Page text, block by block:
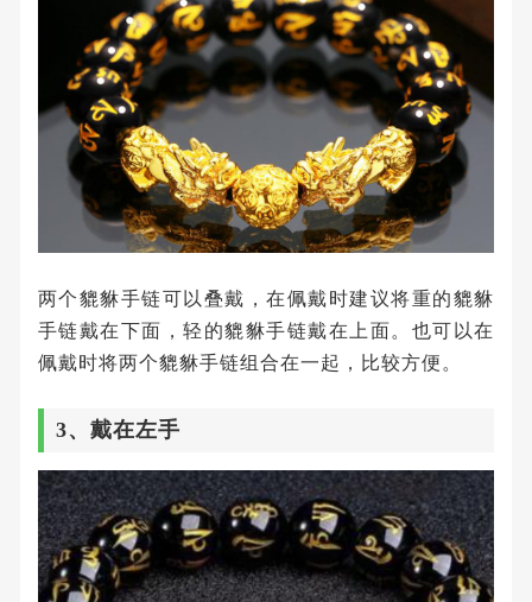
两个貔貅手链可以叠戴，在佩戴时建议将重的貔貅
手链戴在下面，轻的貔貅手链戴在上面。也可以在
佩戴时将两个貔貅手链组合在一起，比较方便。
3、戴在左手